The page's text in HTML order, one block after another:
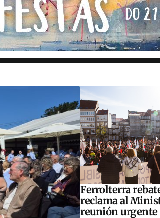
Ferrolterra
reclama al
reunión urgente